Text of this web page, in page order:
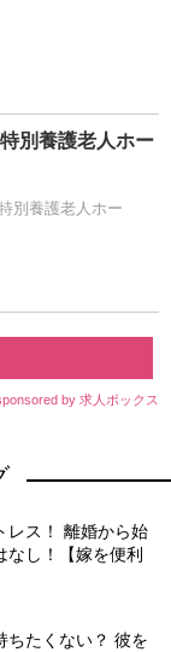
別養護老人ホー
別養護老人ホー
by 求人ボックス
レス！ 離婚から始
なし！【嫁を便利
ちたくない？ 彼を